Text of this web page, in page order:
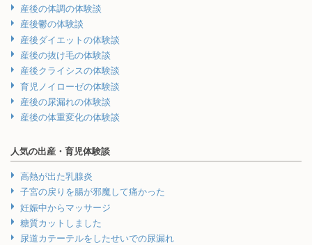
産後の体調の体験談
産後鬱の体験談
産後ダイエットの体験談
産後の抜け毛の体験談
産後クライシスの体験談
育児ノイローゼの体験談
産後の尿漏れの体験談
産後の体重変化の体験談
人気の出産・育児体験談
高熱が出た乳腺炎
子宮の戻りを腸が邪魔して痛かった
妊娠中からマッサージ
糖質カットしました
尿道カテーテルをしたせいでの尿漏れ